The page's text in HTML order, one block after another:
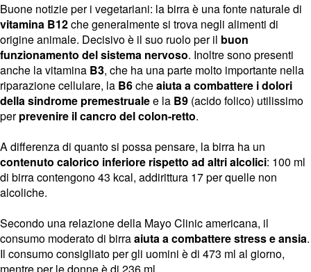
Buone notizie per i vegetariani: la birra è una fonte naturale di
vitamina B12che generalmente si trova negli alimenti di
origine animale. Decisivo è il suo ruolo per il buon
funzionamento del sistema nervoso. Inoltre sono presenti
anche la vitamina B3, che ha una parte molto importante nella
riparazione cellulare, la B6cheaiuta a combattere i dolori
della sindrome premestrualee la B9 (acido folico) utilissimo
perprevenire il cancro del colon-retto.
A differenza di quanto si possa pensare, la birra ha un
contenuto calorico inferiore rispetto ad altri alcolici: 100 ml
di birra contengono 43 kcal, addirittura 17 per quelle non
alcoliche.
Secondo una relazione della Mayo Clinic americana, il
consumo moderato di birraaiuta a combattere stress e ansia.
Il consumo consigliato per gli uomini è di 473 ml al giorno,